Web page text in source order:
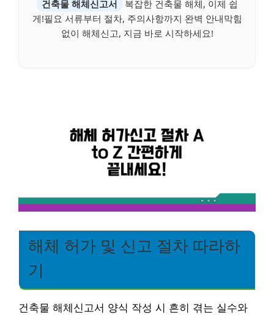
건축물 해체신고서
복잡한 건축물 해체, 이제 쉽
게!필요 서류부터 절차, 주의사항까지 완벽 안내막힘
없이 해체신고, 지금 바로 시작하세요!
해체 허가 및 신고 절차 따라하
기
건축물 해체신고서 양식 작성 시 흔히 겪는 실수와